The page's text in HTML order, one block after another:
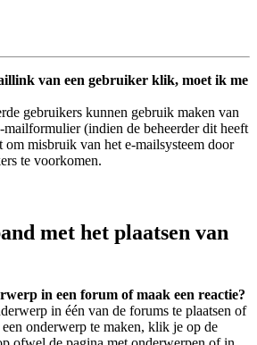
van een gebruiker klik, moet ik me
gebruikers kunnen gebruik maken van
mailformulier (indien de beheerder dit heeft
om misbruik van het e-mailsysteem door
te voorkomen.
met het plaatsen van
in een forum of maak een reactie?
in één van de forums te plaatsen of
onderwerp te maken, klik je op de